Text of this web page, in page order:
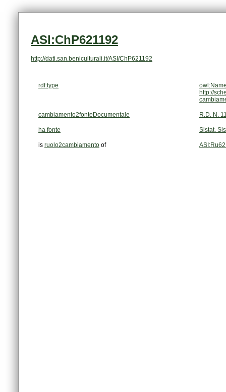
ASI:ChP621192
http://dati.san.beniculturali.it/ASI/ChP621192
rdf:type
http://
cambiamento2fonteDocumentale R.D. N.
ha fonte Sistat.
is ruolo2cambiamento of